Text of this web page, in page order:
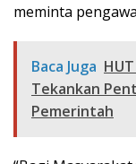
meminta
Baca Juga
Tekankan
Pemerintah